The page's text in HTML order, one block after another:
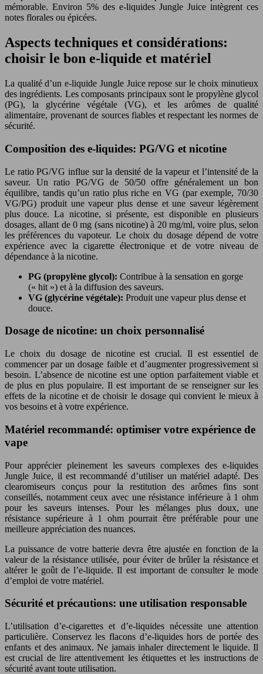
mémorable. Environ 5% des e-liquides Jungle Juice intègrent ces
notes florales ou épicées.
Aspects techniques et considérations:
choisir le bon e-liquide et matériel
La qualité d’un e-liquide Jungle Juice repose sur le choix minutieux
des ingrédients. Les composants principaux sont le propylène glycol
(PG), la glycérine végétale (VG), et les arômes de qualité
alimentaire, provenant de sources fiables et respectant les normes de
sécurité.
Composition des e-liquides: PG/VG et nicotine
Le ratio PG/VG influe sur la densité de la vapeur et l’intensité de la
saveur. Un ratio PG/VG de 50/50 offre généralement un bon
équilibre, tandis qu’un ratio plus riche en VG (par exemple, 70/30
VG/PG) produit une vapeur plus dense et une saveur légèrement
plus douce. La nicotine, si présente, est disponible en plusieurs
dosages, allant de 0 mg (sans nicotine) à 20 mg/ml, voire plus, selon
les préférences du vapoteur. Le choix du dosage dépend de votre
expérience avec la cigarette électronique et de votre niveau de
dépendance à la nicotine.
PG (propylène glycol): Contribue à la sensation en gorge
(« hit ») et à la diffusion des saveurs.
VG (glycérine végétale): Produit une vapeur plus dense et
douce.
Dosage de nicotine: un choix personnalisé
Le choix du dosage de nicotine est crucial. Il est essentiel de
commencer par un dosage faible et d’augmenter progressivement si
besoin. L’absence de nicotine est une option parfaitement viable et
de plus en plus populaire. Il est important de se renseigner sur les
effets de la nicotine et de choisir le dosage qui convient le mieux à
vos besoins et à votre expérience.
Matériel recommandé: optimiser votre expérience de
vape
Pour apprécier pleinement les saveurs complexes des e-liquides
Jungle Juice, il est recommandé d’utiliser un matériel adapté. Des
clearomiseurs conçus pour la restitution des arômes fins sont
conseillés, notamment ceux avec une résistance inférieure à 1 ohm
pour les saveurs intenses. Pour les mélanges plus doux, une
résistance supérieure à 1 ohm pourrait être préférable pour une
meilleure appréciation des nuances.
La puissance de votre batterie devra être ajustée en fonction de la
valeur de la résistance utilisée, pour éviter de brûler la résistance et
altérer le goût de l’e-liquide. Il est important de consulter le mode
d’emploi de votre matériel.
Sécurité et précautions: une utilisation responsable
L’utilisation d’e-cigarettes et d’e-liquides nécessite une attention
particulière. Conservez les flacons d’e-liquides hors de portée des
enfants et des animaux. Ne jamais inhaler directement le liquide. Il
est crucial de lire attentivement les étiquettes et les instructions de
sécurité avant toute utilisation.